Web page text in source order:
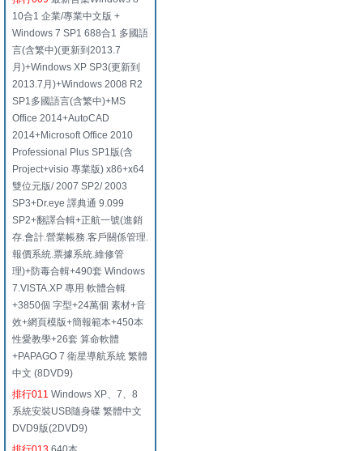
10合1 企業/專業中文版 +
Windows 7 SP1 688合1 多國語
言(含繁中)(更新到2013.7
月)+Windows XP SP3(更新到
2013.7月)+Windows 2008 R2
SP1多國語言(含繁中)+MS
Office 2014+AutoCAD
2014+Microsoft Office 2010
Professional Plus SP1版(含
Project+visio 專業版) x86+x64
雙位元版/ 2007 SP2/ 2003
SP3+Dr.eye 譯典通 9.099
SP2+翻譯合輯+正航一號(進銷
存.會計.營業帳務.客戶關係管理.
報價系統.票據系統.維修管
理)+防毒合輯+490套 Windows
7.VISTA.XP 專用 軟體合輯
+3850個 字型+24萬個 素材+音
效+網頁模版+簡報範本+450本
性愛教學+26套 算命軟體
+PAPAGO 7 衛星導航系統 繁體
中文 (8DVD9)
排行011 Windows XP、7、8
系統安裝USB隨身碟 繁體中文
DVD9版(2DVD9)